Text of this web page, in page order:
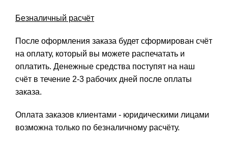
Безналичный расчёт
После оформления заказа будет сформирован счёт
на оплату, который вы можете распечатать и
оплатить. Денежные средства поступят на наш
счёт в течение 2-3 рабочих дней после оплаты
заказа.
Оплата заказов клиентами - юридическими лицами
возможна только по безналичному расчёту.